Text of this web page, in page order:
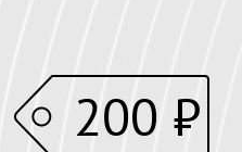
200 ₽